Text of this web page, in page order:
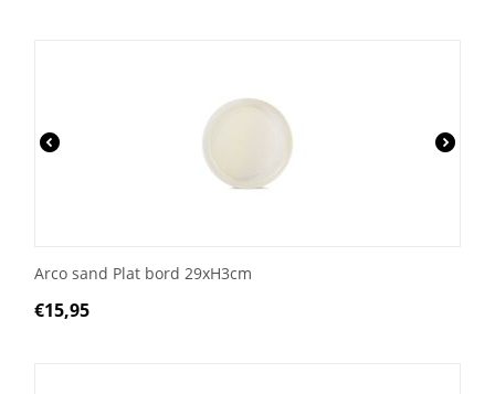
Arco sand Plat bord 29xH3cm
€15,95